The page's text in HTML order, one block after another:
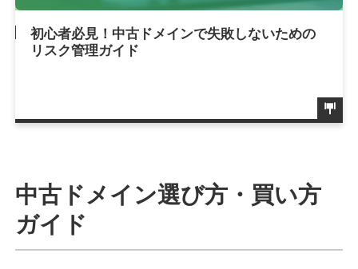
初心者必見！中古ドメインで失敗しないための
リスク管理ガイド
中古ドメイン選び方・買い方
ガイド